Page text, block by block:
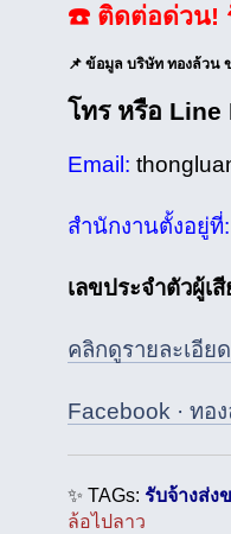
☎️ ติดต่อด่วน!
📌 ข้อมูล บริษัท ทองล้วน
โทร หรือ Line
Email:
สำนักงานตั้งอยู่ที่:
เลขประจำตัวผู้เ
คลิกดูรายละเอีย
Facebook · ทอ
✨ TAGs: รับจ้างส่ง
ล้อไปลาว